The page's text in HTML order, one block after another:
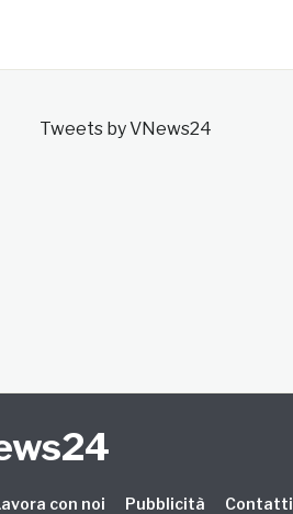
Tweets by VNews24
con noi Pubblicità Contatti